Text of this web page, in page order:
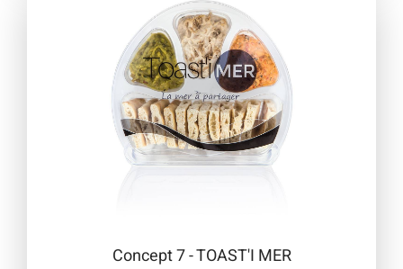
Concept 7 - TOAST'I MER